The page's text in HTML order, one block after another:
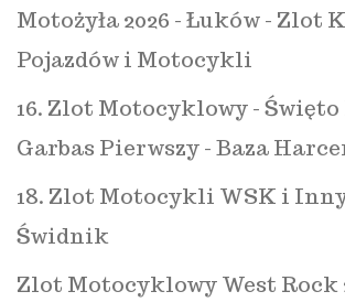
Motożyła 2026 - Łuków - Zlot
Pojazdów i Motocykli
16. Zlot Motocyklowy - Święto
Garbas Pierwszy - Baza
18. Zlot Motocykli WSK i
Świdnik
Zlot Motocyklowy West Rock